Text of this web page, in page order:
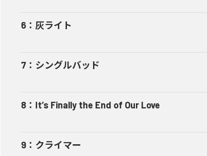
6 ： 灰ライト
7 ： シングルバッド
8 ： It’s Finally the End of Our Love
9 ： クライマー